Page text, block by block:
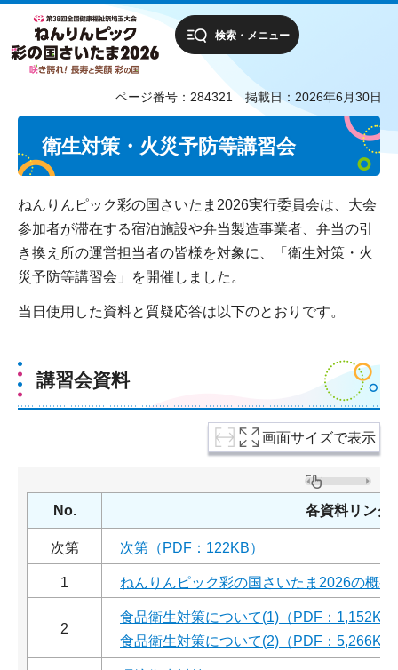
検索・メニュー
ページ番号：284321 掲載日：2026年6月30日
衛生対策・火災予防等講習会
ねんりんピック彩の国さいたま2026実行委員会は、大会
参加者が滞在する宿泊施設や弁当製造事業者、弁当の引
き換え所の運営担当者の皆様を対象に、「衛生対策・火
災予防等講習会」を開催しました。
当日使用した資料と質疑応答は以下のとおりです。
講習会資料
画面サイズで表示
No. 各資料リンク
次第 次第（PDF：122KB）
1 ねんりんピック彩の国さいたま2026の概
2
食品衛生対策について(1)（PDF：1,152KB
食品衛生対策について(2)（PDF：5,266KB